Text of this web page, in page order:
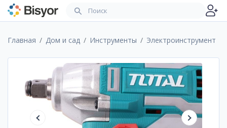
Главная Дом и сад Инструменты Электроинструмент